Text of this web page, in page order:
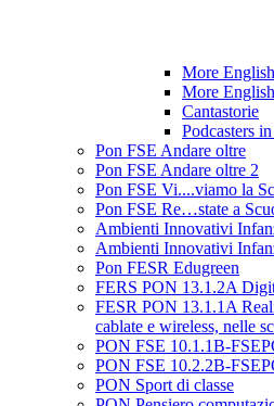
More
More
Cantastorie
Podcasters
Pon FSE Andare oltre
Pon FSE Andare oltre 2
Pon FSE Vi....viamo la
Pon FSE Re…state a
Ambienti Innovativi
Ambienti Innovativi
Pon FESR Edugreen
FERS PON 13.1.2A
FESR PON 13.1.1A
cablate e wireless, nelle
PON FSE 10.1.1B-
PON FSE 10.2.2B-
PON Sport di classe